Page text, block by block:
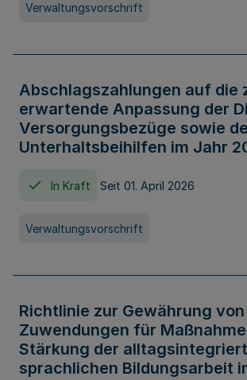
Verwaltungsvorschrift
Abschlagszahlungen auf die
erwartende Anpassung der
Versorgungsbezüge sowie
Unterhaltsbeihilfen im Jahr
In Kraft Seit 01. April 2026
Verwaltungsvorschrift
Richtlinie zur Gewährung von
Zuwendungen für
Stärkung der
sprachlichen Bildungsarbeit